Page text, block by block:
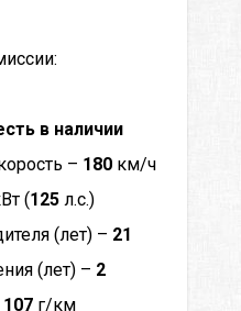
в наличии
– 180 км/ч
(125 л.с.)
(лет) – 21
(лет) – 2
107 г/км